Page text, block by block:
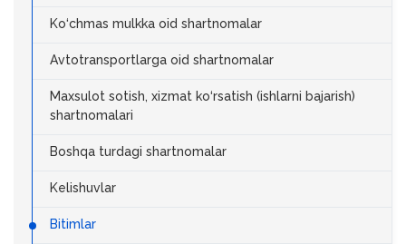
Ko‘chmas mulkka oid shartnomalar
Avtotransportlarga oid shartnomalar
Maxsulot sotish, xizmat ko‘rsatish (ishlarni bajarish)
shartnomalari
Boshqa turdagi shartnomalar
Kelishuvlar
Bitimlar